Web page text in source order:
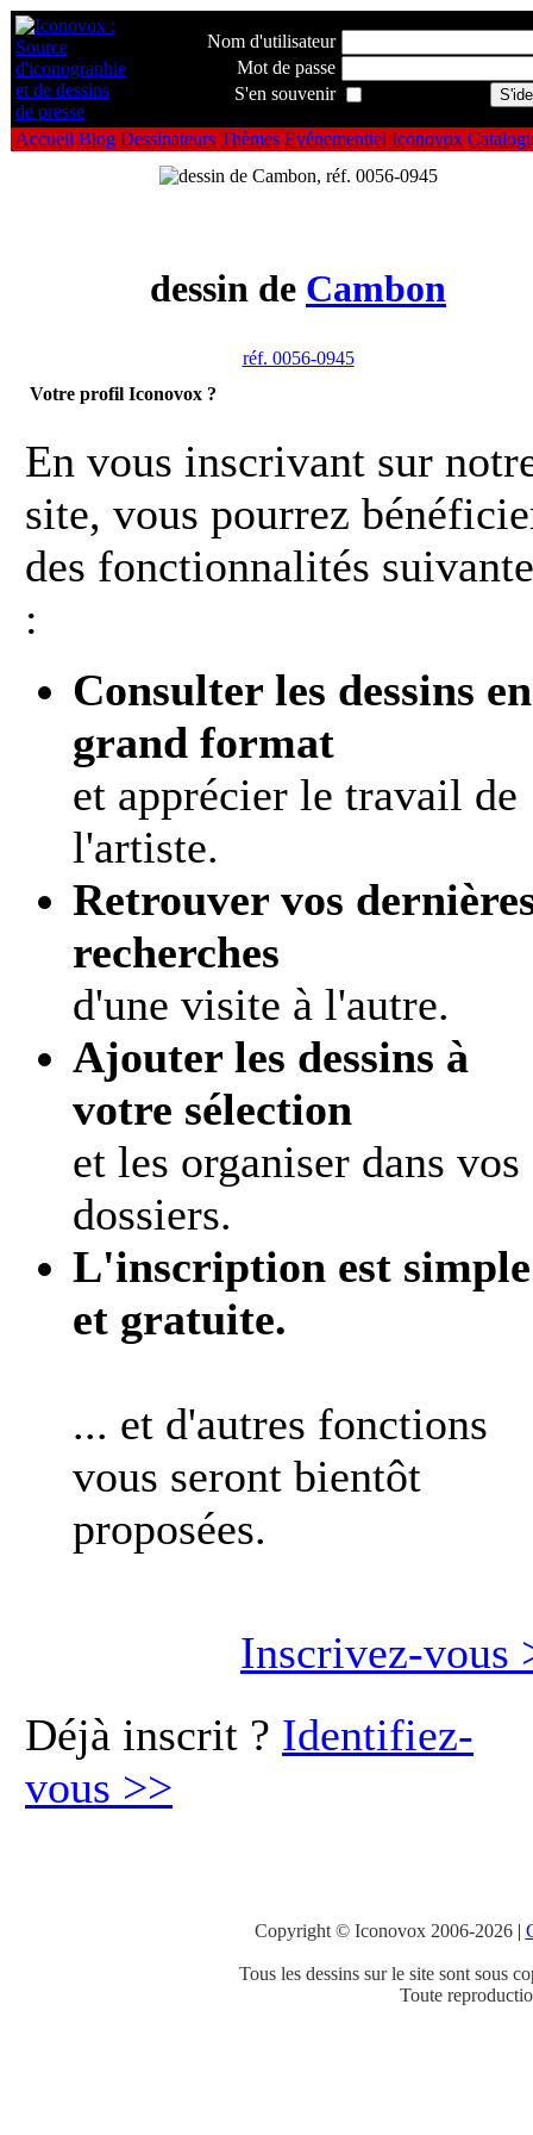
Nom d'utilisateur
Mot de passe
S'en souvenir
Accueil Blog Dessinateurs Thèmes Evénementiel Iconovox
dessin de Cambon
réf. 0056-0945
Votre profil Iconovox ?
En vous inscrivant sur
site, vous pourrez
des fonctionnalités
:
Consulter les dessins en
grand format
et apprécier le travail de
l'artiste.
Retrouver vos
recherches
d'une visite à l'autre.
Ajouter les dessins à
votre sélection
et les organiser dans vos
dossiers.
L'inscription est simple
et gratuite.
... et d'autres fonctions
vous seront bientôt
proposées.
Inscrivez-vous
Déjà inscrit ? Identifiez-
vous >>
Copyright © Iconovox 2006-2026|
Tous les dessins sur le site sont sous
Toute